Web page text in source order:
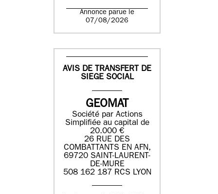
Annonce parue le
07/08/2026
AVIS DE TRANSFERT DE
SIEGE SOCIAL
GEOMAT
Société par Actions
Simplifiée au capital de
20.000 €
26 RUE DES
COMBATTANTS EN AFN,
69720 SAINT-LAURENT-
DE-MURE
508 162 187 RCS LYON